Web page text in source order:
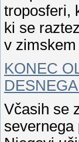
troposferi,
ki se
v
KONEC
Včasih se
severnega